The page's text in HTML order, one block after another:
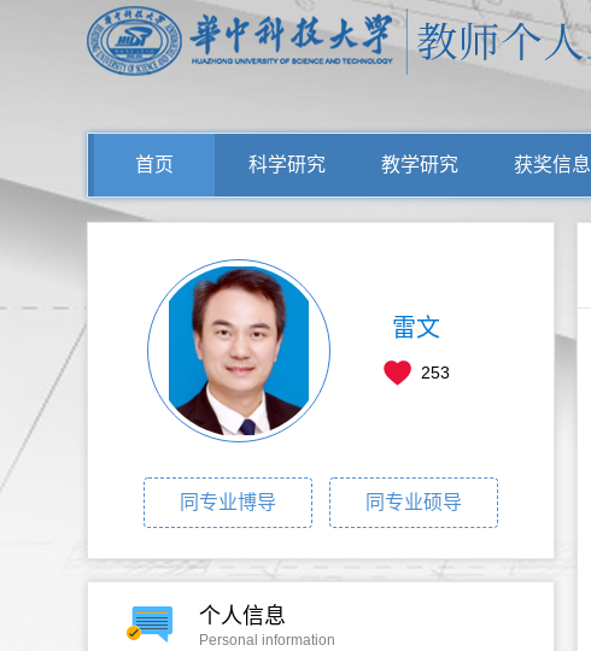
首页 科学研究 教学研究 获奖信息
雷文
253
同专业博导 同专业硕导
个人信息
Personal information